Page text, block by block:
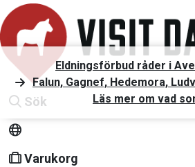
Sök
Varukorg
Eldningsförbud råder i
Falun, Gagnef, Hedemora,
Läs mer om vad